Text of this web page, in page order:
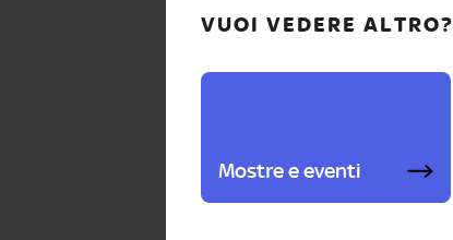
VUOI VEDERE ALTRO?
Mostre e eventi